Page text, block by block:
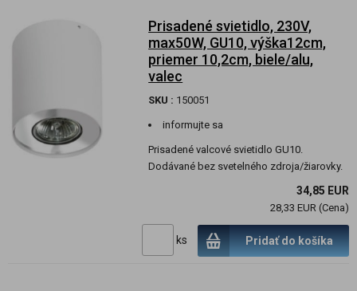
Prisadené svietidlo, 230V,
max50W, GU10, výška12cm,
priemer 10,2cm, biele/alu,
valec
SKU : 150051
informujte sa
Prisadené valcové svietidlo GU10.
Dodávané bez svetelného zdroja/žiarovky.
34,85 EUR
28,33 EUR (Cena)
ks Pridať do košíka